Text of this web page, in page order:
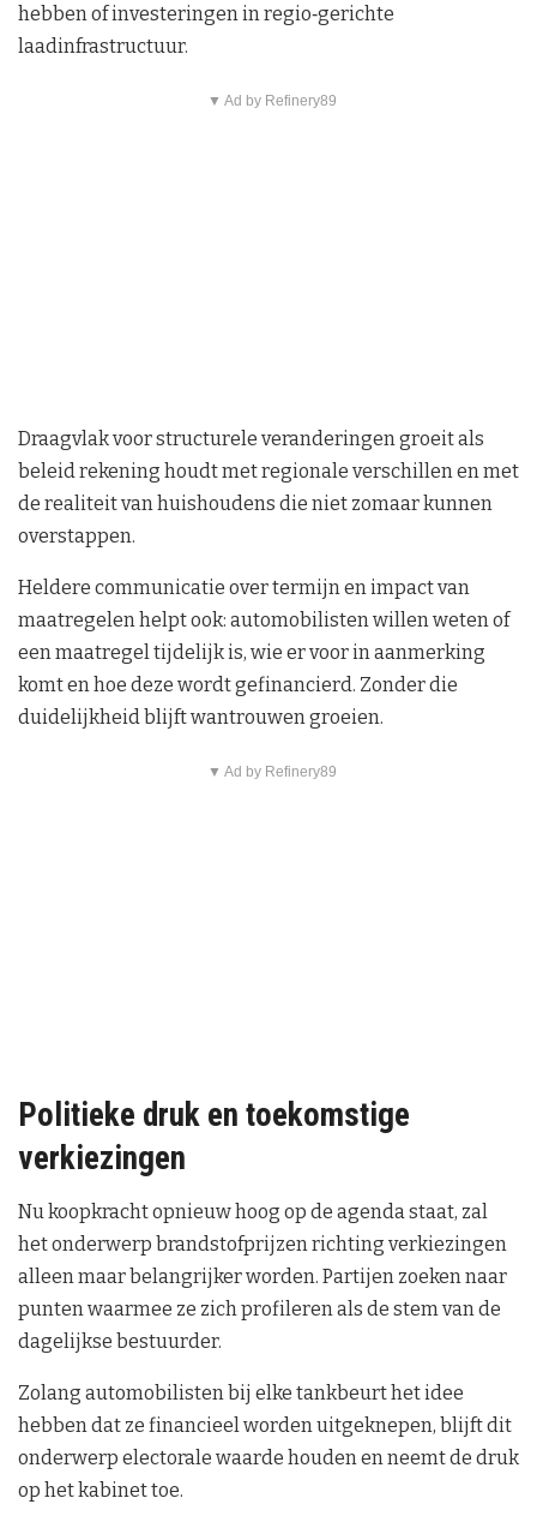
hebben of investeringen in regio‑gerichte
laadinfrastructuur.
▼ Ad by Refinery89
Draagvlak voor structurele veranderingen groeit als
beleid rekening houdt met regionale verschillen en met
de realiteit van huishoudens die niet zomaar kunnen
overstappen.
Heldere communicatie over termijn en impact van
maatregelen helpt ook: automobilisten willen weten of
een maatregel tijdelijk is, wie er voor in aanmerking
komt en hoe deze wordt gefinancierd. Zonder die
duidelijkheid blijft wantrouwen groeien.
▼ Ad by Refinery89
Politieke druk en toekomstige
verkiezingen
Nu koopkracht opnieuw hoog op de agenda staat, zal
het onderwerp brandstofprijzen richting verkiezingen
alleen maar belangrijker worden. Partijen zoeken naar
punten waarmee ze zich profileren als de stem van de
dagelijkse bestuurder.
Zolang automobilisten bij elke tankbeurt het idee
hebben dat ze financieel worden uitgeknepen, blijft dit
onderwerp electorale waarde houden en neemt de druk
op het kabinet toe.